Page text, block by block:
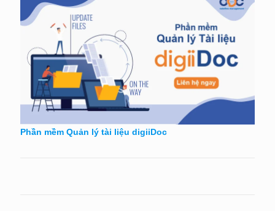
Phần mềm Quản lý tài liệu digiiDoc